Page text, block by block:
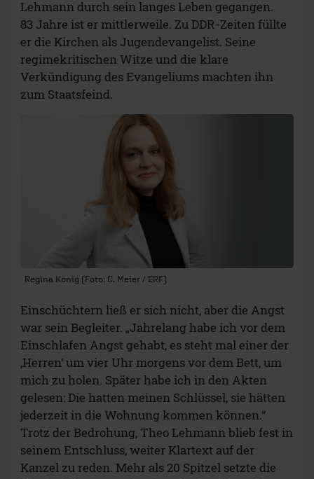
Lehmann durch sein langes Leben gegangen.
83 Jahre ist er mittlerweile. Zu DDR-Zeiten füllte
er die Kirchen als Jugendevangelist. Seine
regimekritischen Witze und die klare
Verkündigung des Evangeliums machten ihn
zum Staatsfeind.
Regina König (Foto: C. Meier / ERF)
Einschüchtern ließ er sich nicht, aber die Angst
war sein Begleiter. „Jahrelang habe ich vor dem
Einschlafen Angst gehabt, es steht mal einer der
‚Herren‘ um vier Uhr morgens vor dem Bett, um
mich zu holen. Später habe ich in den Akten
gelesen: Die hatten meinen Schlüssel, sie hätten
jederzeit in die Wohnung kommen können.“
Trotz der Bedrohung, Theo Lehmann blieb fest in
seinem Entschluss, weiter Klartext auf der
Kanzel zu reden. Mehr als 20 Spitzel setzte die